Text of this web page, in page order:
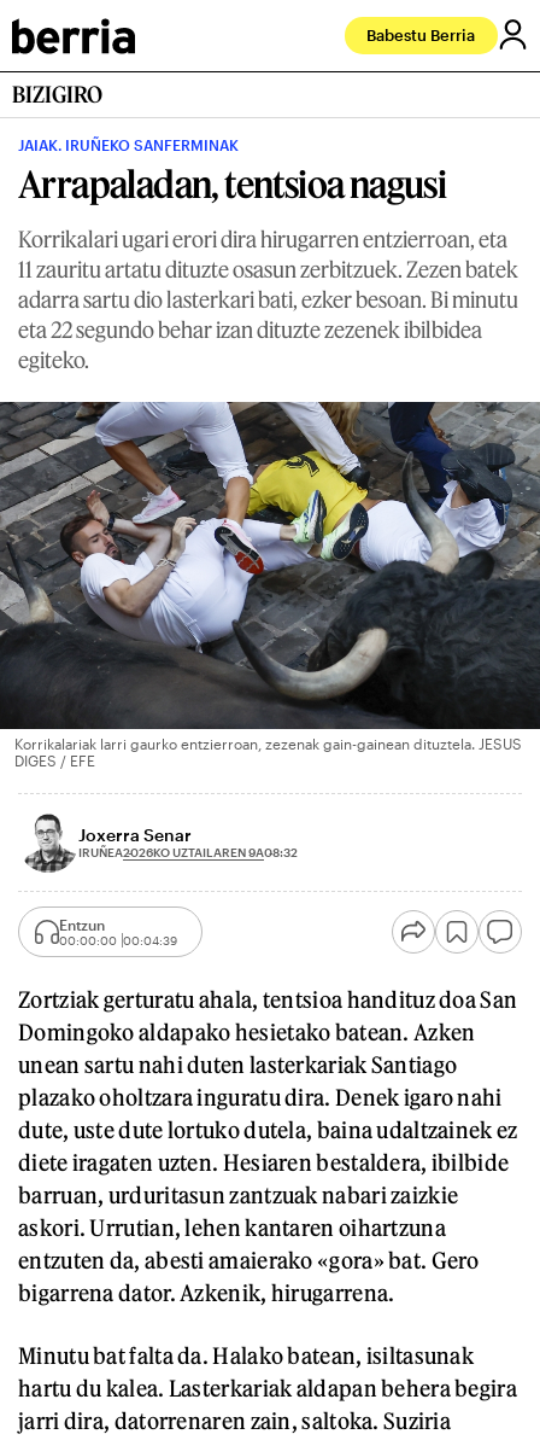
Babestu Berria
BIZIGIRO
JAIAK. IRUÑEKO SANFERMINAK
Arrapaladan, tentsioa nagusi
Korrikalari ugari erori dira hirugarren entzierroan, eta
11 zauritu artatu dituzte osasun zerbitzuek. Zezen batek
adarra sartu dio lasterkari bati, ezker besoan. Bi minutu
eta 22 segundo behar izan dituzte zezenek ibilbidea
egiteko.
Korrikalariak larri gaurko entzierroan, zezenak gain-gainean dituztela. JESUS
DIGES / EFE
Joxerra Senar
IRUÑEA2026KO UZTAILAREN 9A08:32
Entzun
00:00:00 00:04:39
Zortziak gerturatu ahala, tentsioa handituz doa San
Domingoko aldapako hesietako batean. Azken
unean sartu nahi duten lasterkariak Santiago
plazako oholtzara inguratu dira. Denek igaro nahi
dute, uste dute lortuko dutela, baina udaltzainek ez
diete iragaten uzten. Hesiaren bestaldera, ibilbide
barruan, urduritasun zantzuak nabari zaizkie
askori. Urrutian, lehen kantaren oihartzuna
entzuten da, abesti amaierako «gora» bat. Gero
bigarrena dator. Azkenik, hirugarrena.
Minutu bat falta da. Halako batean, isiltasunak
hartu du kalea. Lasterkariak aldapan behera begira
jarri dira, datorrenaren zain, saltoka. Suziria